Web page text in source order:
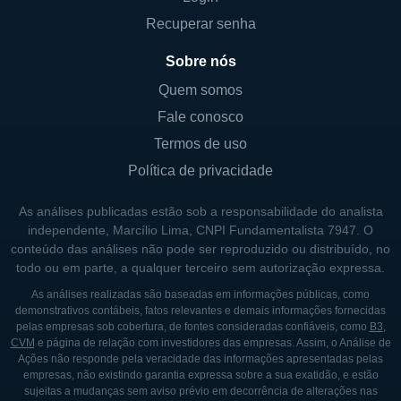
desenvolvimento para aprimorar seus
produtos existentes e explorar novas
tecnologias que possam atender melhor as
necessidades dos pacientes. Inogen
fornecer soluções de saúde com base em
evidências, enfatizando a importância de um
suporte respiratório eficaz.
A controladora da Inogen consiste
principalmente de investidores institucionais
e privados que possuem uma parte
significativa do capital da empresa. A
Recuperar senha
Sobre nós
Quem somos
Fale conosco
Termos de uso
Política de privacidade
As análises publicadas estão sob a responsabilidade do analista
independente, Marcílio Lima, CNPI Fundamentalista 7947. O
conteúdo das análises não pode ser reproduzido ou distribuído, no
todo ou em parte, a qualquer terceiro sem autorização expressa.
As análises realizadas são baseadas em informações públicas, como
demonstrativos contábeis, fatos relevantes e demais informações fornecidas
pelas empresas sob cobertura, de fontes consideradas confiáveis, como B3,
CVM e página de relação com investidores das empresas. Assim, o Análise de
Ações não responde pela veracidade das informações apresentadas pelas
empresas, não existindo garantia expressa sobre a sua exatidão, e estão
sujeitas a mudanças sem aviso prévio em decorrência de alterações nas